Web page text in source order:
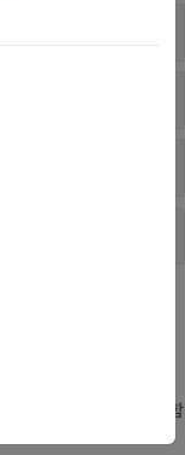
지표를 사용하여 결함